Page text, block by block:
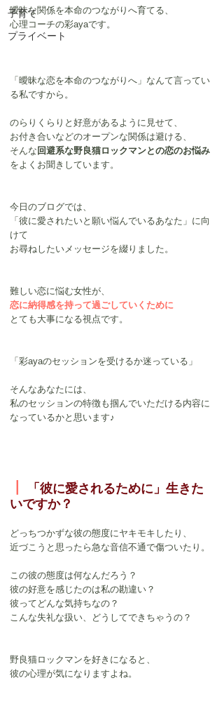
子育て
プライベート
曖昧な関係を本命のつながりへ育てる、
心理コーチの彩ayaです。
「曖昧な恋を本命のつながりへ」なんて言ってい
る私ですから。
のらりくらりと好意があるように見せて、
お付き合いなどのオープンな関係は避ける、
そんな 回避系な野良猫ロックマンとの恋のお悩み
をよくお聞きしています。
今日のブログでは、
「彼に愛されたいと願い悩んでいるあなた」に向
けて
お尋ねしたいメッセージを綴りました。
難しい恋に悩む女性が、
恋に納得感を持って過ごしていくために
とても大事になる視点です。
「彩ayaのセッションを受けるか迷っている」
そんなあなたには、
私のセッションの特徴も掴んでいただける内容に
なっているかと思います♪
「彼に愛されるために」生きた
いですか？
どっちつかずな彼の態度にヤキモキしたり、
近づこうと思ったら急な音信不通で傷ついたり。
この彼の態度は何なんだろう？
彼の好意を感じたのは私の勘違い？
彼ってどんな気持ちなの？
こんな失礼な扱い、どうしてできちゃうの？
野良猫ロックマンを好きになると、
彼の心理が気になりますよね。